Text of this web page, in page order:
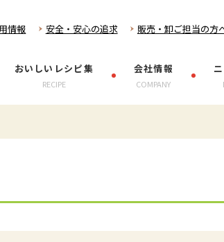
情報 安全・安心の追求 販売・卸ご担当の方
おいしいレシピ集
RECIPE
会社情報
COMPANY